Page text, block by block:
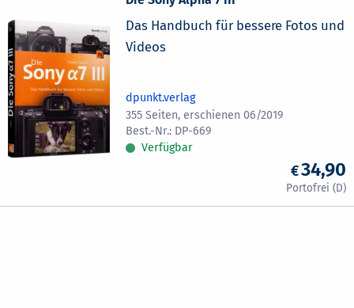
Das Handbuch für bessere Fotos und
Videos
dpunkt.verlag
355 Seiten, erschienen 06/2019
DP-669
Verfügbar
34,90